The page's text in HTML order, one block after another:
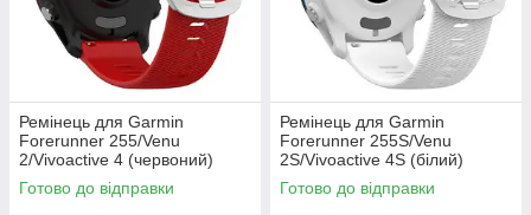
Ремінець для Garmin
Forerunner 255/Venu
2/Vivoactive 4 (червоний)
Готово до відправки
Ремінець для Garmin
Forerunner 255S/Venu
2S/Vivoactive 4S (білий)
Готово до відправки